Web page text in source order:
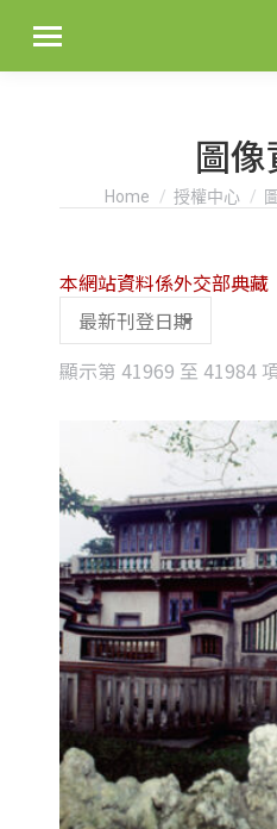
圖
You are here:
Home 授權中心
顯示第 41969 至 41984
本網站資料係外交部典